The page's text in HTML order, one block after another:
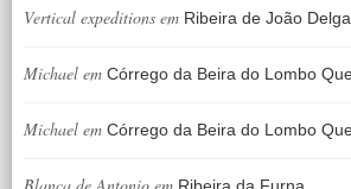
Vertical expeditions em Ribeira de João
Michael em Córrego da Beira do Lombo
Michael em Córrego da Beira do Lombo